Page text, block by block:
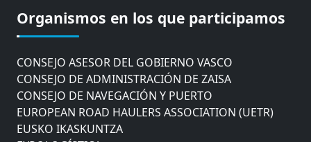
Organismos en los que participamos
COMISIÓN ASESORA DE MOVILIDAD DEL
AYUNTAMIENTO DE DONOSTIA
COMITÉ DE INSPECCION DE GIPUZKOA
CONSEJO ASESOR DEL GOBIERNO VASCO
CONSEJO DE ADMINISTRACIÓN DE ZAISA
CONSEJO DE NAVEGACIÓN Y PUERTO
EUROPEAN ROAD HAULERS ASSOCIATION (UETR)
EUSKO IKASKUNTZA